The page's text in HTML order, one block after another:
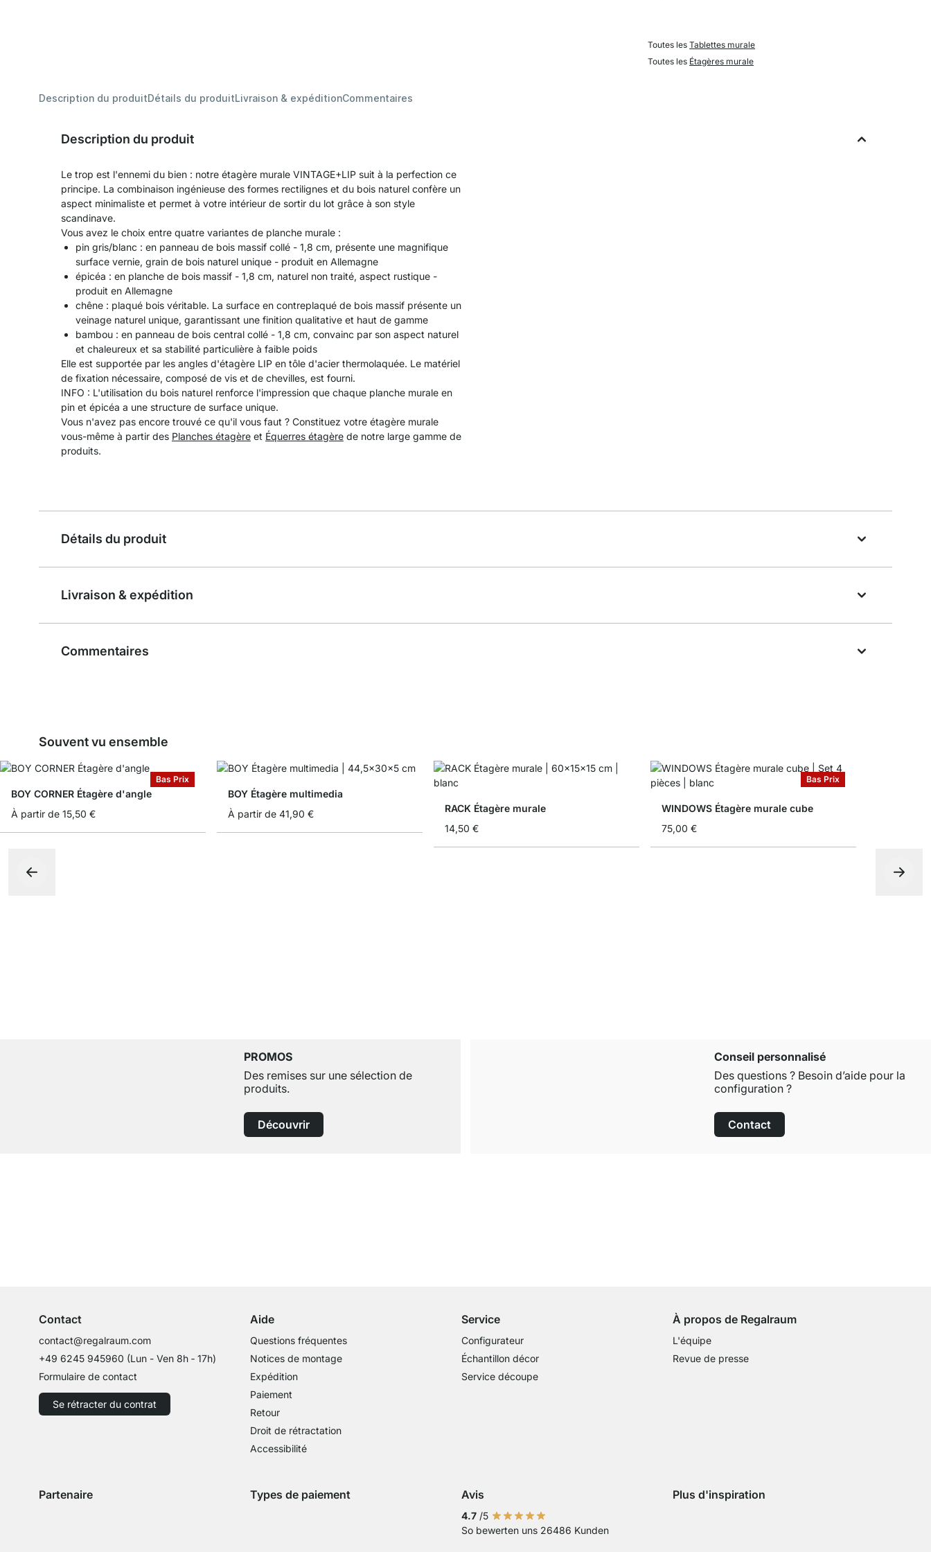
Toutes lesTablettes murale
Toutes les Étagères murale
Description du produitDétails du produitLivraison & expéditionCommentaires
Description du produit
Le trop est l'ennemi du bien : notre étagère murale VINTAGE+LIP suit à la perfection ce
principe. La combinaison ingénieuse des formes rectilignes et du bois naturel confère un
aspect minimaliste et permet à votre intérieur de sortir du lot grâce à son style
scandinave.
Vous avez le choix entre quatre variantes de planche murale :
pin gris/blanc : en panneau de bois massif collé - 1,8 cm, présente une magnifique
surface vernie, grain de bois naturel unique - produit en Allemagne
épicéa : en planche de bois massif - 1,8 cm, naturel non traité, aspect rustique -
produit en Allemagne
chêne : plaqué bois véritable. La surface en contreplaqué de bois massif présente un
veinage naturel unique, garantissant une finition qualitative et haut de gamme
bambou : en panneau de bois central collé - 1,8 cm, convainc par son aspect naturel
et chaleureux et sa stabilité particulière à faible poids
Elle est supportée par les angles d'étagère LIP en tôle d'acier thermolaquée. Le matériel
de fixation nécessaire, composé de vis et de chevilles, est fourni.
INFO : L'utilisation du bois naturel renforce l'impression que chaque planche murale en
pin et épicéa a une structure de surface unique.
Vous n'avez pas encore trouvé ce qu'il vous faut ? Constituez votre étagère murale
vous-même à partir des Planches étagère et Équerres étagère de notre large gamme de
produits.
Détails du produit
Livraison & expédition
Commentaires
Souvent vu ensemble
Bas Prix
BOY CORNER Étagère d'angle
À partir de 15,50 €
BOY Étagère multimedia
À partir de 41,90 €
RACK Étagère murale
14,50 €
Bas Prix
WINDOWS Étagère murale cube
75,00 €
PROMOS
Des remises sur une sélection de
produits.
Découvrir
Conseil personnalisé
Des questions ? Besoin d’aide pour la
configuration ?
Contact
Contact
contact@regalraum.com
+49 6245 945960 (Lun - Ven 8h ‑ 17h)
Formulaire de contact
Se rétracter du contrat
Aide
Questions fréquentes
Notices de montage
Expédition
Paiement
Retour
Droit de rétractation
Accessibilité
Service
Configurateur
Échantillon décor
Service découpe
À propos de Regalraum
L'équipe
Revue de presse
Partenaire Types de paiement
Paiement avec Klarna Sofort
Avis
4.7 /5
So bewerten uns 26486 Kunden
Plus d'inspiration